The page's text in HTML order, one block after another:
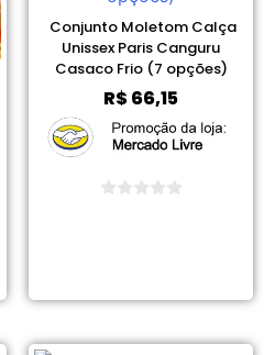
Conjunto Moletom Calça
Unissex Paris Canguru
Casaco Frio (7 opções)
R$66,15